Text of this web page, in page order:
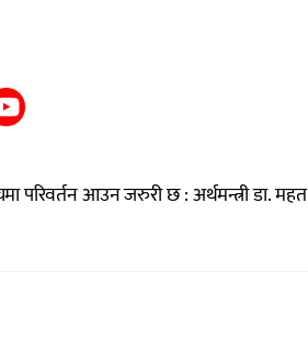
परिवर्तन आउन जरुरी छ : अर्थमन्त्री डा. महत